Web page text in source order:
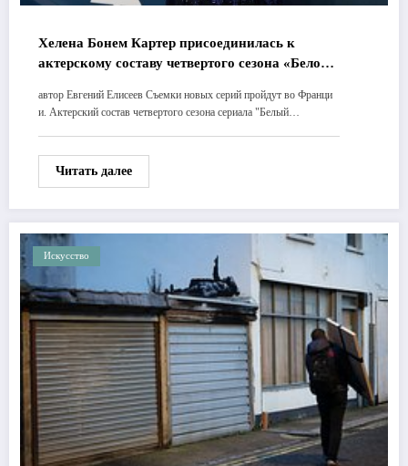
Хелена Бонем Картер присоединилась к
актерскому составу четвертого сезона «Белого
автор Евгений Елисеев Съемки новых серий пройдут во Франци
и. Актерский состав четвертого сезона сериала "Белый…
Читать далее
Искусство